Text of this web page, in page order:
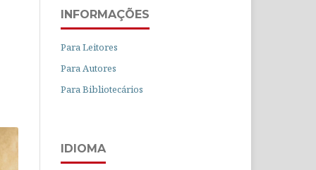
INFORMAÇÕES
Para Leitores
Para Autores
Para Bibliotecários
IDIOMA